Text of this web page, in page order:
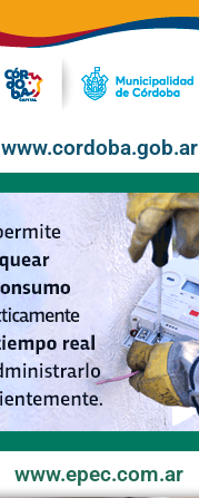
www.cordoba.gob.ar
www.epec.com.ar